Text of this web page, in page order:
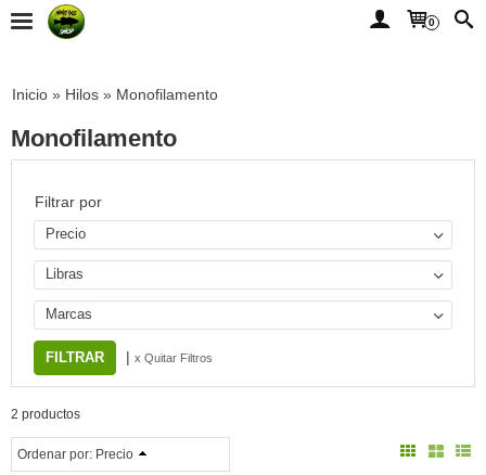
0
Inicio » Hilos » Monofilamento
Monofilamento
Filtrar por
Precio
Libras
Marcas
| x Quitar Filtros
2 productos
Ordenar por: Precio